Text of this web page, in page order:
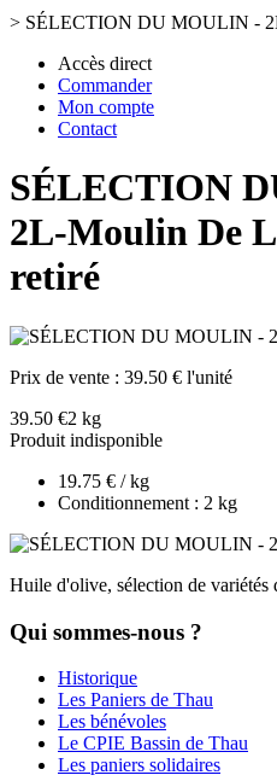
> SÉLECTION DU MOULIN -
Accès direct
Commander
Mon compte
Contact
SÉLECTION
2L-Moulin De
retiré
Prix de vente : 39.50 € l'unité
39.50 €2 kg
Produit indisponible
19.75 € / kg
Conditionnement : 2 kg
Huile d'olive, sélection de variétés
Qui sommes-nous ?
Historique
Les Paniers de Thau
Les bénévoles
Le CPIE Bassin de Thau
Les paniers solidaires